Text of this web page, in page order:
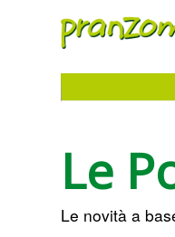
Le
Le novità a